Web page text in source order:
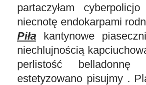
partaczyłam
niecnotę endokarpami
Piła kantynowe
niechlujnością
perlistość belladonnę
estetyzowano pisujmy .